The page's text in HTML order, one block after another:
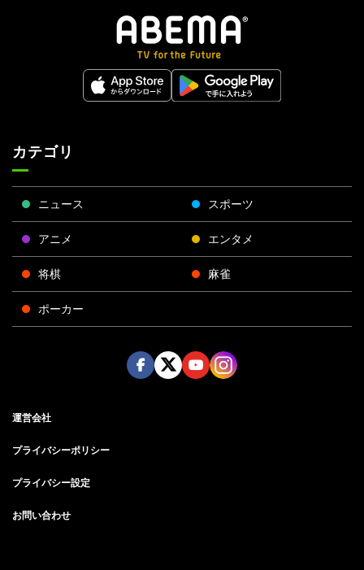
カテゴリ
ニュース スポーツ
アニメ エンタメ
将棋 麻雀
ポーカー
運営会社
プライバシーポリシー
プライバシー設定
お問い合わせ